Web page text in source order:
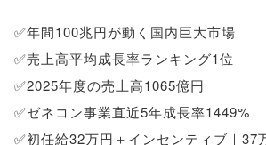
✅年間100兆円が動く国内巨大市場
✅売上高平均成長率ランキング1位
✅2025年度の売上高1065億円
✅ゼネコン事業直近5年成長率1449%
✅初任給32万円＋インセンティブ｜37